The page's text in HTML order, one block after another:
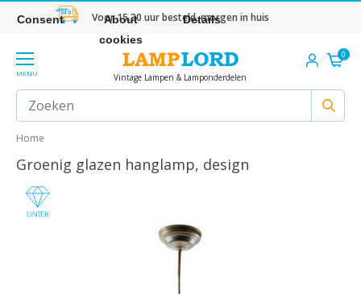
Voor 15.30 uur besteld, morgen in huis
MENU Vintage Lampen & Lamponderdelen
0
Home
Groenig glazen hanglamp, design
Consent
About
cookies
Details